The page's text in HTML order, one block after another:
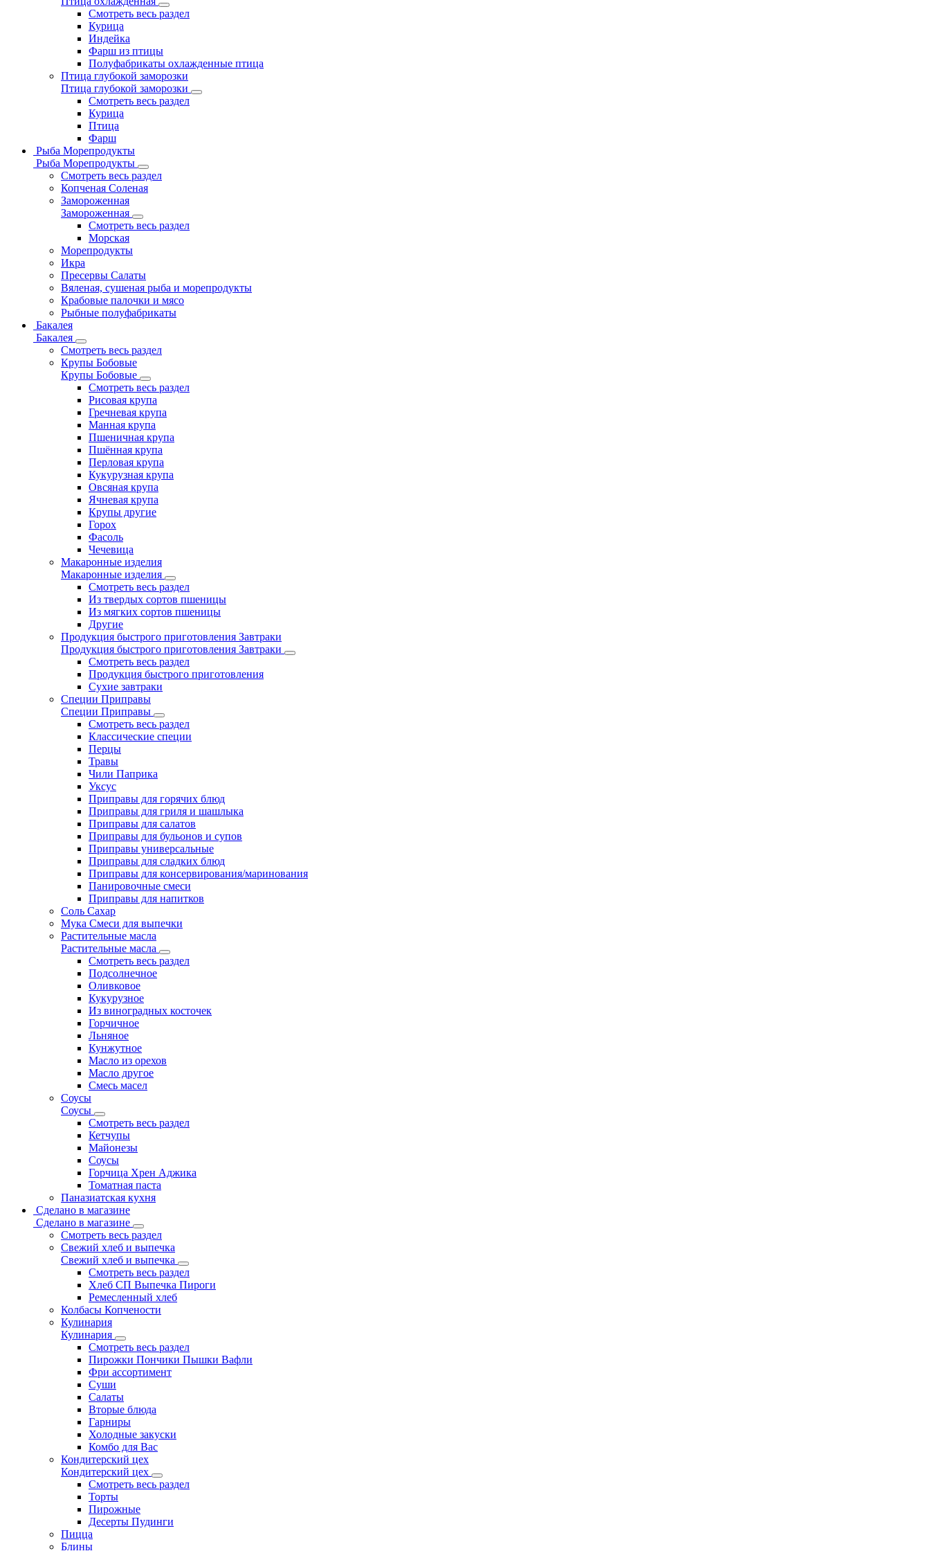
Смотреть весь раздел
Курица
Индейка
Фарш из птицы
Полуфабрикаты охлажденные птица
Птица глубокой заморозки
Птица глубокой заморозки
Смотреть весь раздел
Курица
Птица
Фарш
Рыба Морепродукты
Рыба Морепродукты
Смотреть весь раздел
Копченая Соленая
Замороженная
Замороженная
Смотреть весь раздел
Морская
Морепродукты
Икра
Пресервы Салаты
Вяленая, сушеная рыба и морепродукты
Крабовые палочки и мясо
Рыбные полуфабрикаты
Бакалея
Бакалея
Смотреть весь раздел
Крупы Бобовые
Крупы Бобовые
Смотреть весь раздел
Рисовая крупа
Гречневая крупа
Манная крупа
Пшеничная крупа
Пшённая крупа
Перловая крупа
Кукурузная крупа
Овсяная крупа
Ячневая крупа
Крупы другие
Горох
Фасоль
Чечевица
Макаронные изделия
Макаронные изделия
Смотреть весь раздел
Из твердых сортов пшеницы
Из мягких сортов пшеницы
Другие
Продукция быстрого приготовления Завтраки
Продукция быстрого приготовления Завтраки
Смотреть весь раздел
Продукция быстрого приготовления
Сухие завтраки
Специи Приправы
Специи Приправы
Смотреть весь раздел
Классические специи
Перцы
Травы
Чили Паприка
Уксус
Приправы для горячих блюд
Приправы для гриля и шашлыка
Приправы для салатов
Приправы для бульонов и супов
Приправы универсальные
Приправы для сладких блюд
Приправы для консервирования/маринования
Панировочные смеси
Приправы для напитков
Соль Сахар
Мука Смеси для выпечки
Растительные масла
Растительные масла
Смотреть весь раздел
Подсолнечное
Оливковое
Кукурузное
Из виноградных косточек
Горчичное
Льняное
Кунжутное
Масло из орехов
Масло другое
Смесь масел
Соусы
Соусы
Смотреть весь раздел
Кетчупы
Майонезы
Соусы
Горчица Хрен Аджика
Томатная паста
Паназиатская кухня
Сделано в магазине
Сделано в магазине
Смотреть весь раздел
Свежий хлеб и выпечка
Свежий хлеб и выпечка
Смотреть весь раздел
Хлеб СП Выпечка Пироги
Ремесленный хлеб
Колбасы Копчености
Кулинария
Кулинария
Смотреть весь раздел
Пирожки Пончики Пышки Вафли
Фри ассортимент
Суши
Салаты
Вторые блюда
Гарниры
Холодные закуски
Комбо для Вас
Кондитерский цех
Кондитерский цех
Смотреть весь раздел
Торты
Пирожные
Десерты Пудинги
Пицца
Блины